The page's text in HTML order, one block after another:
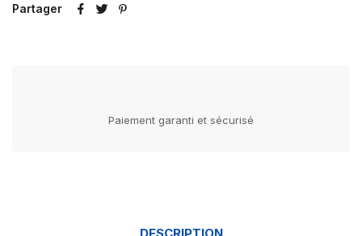
Partager
Paiement garanti et sécurisé